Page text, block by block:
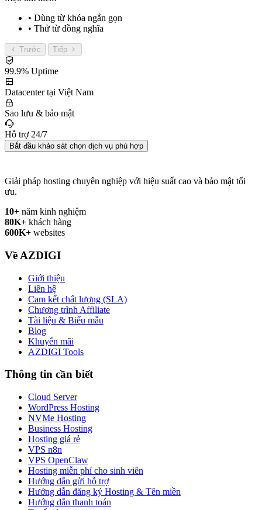
• Dùng từ khóa ngắn gọn
• Thử từ đồng nghĩa
Trước Tiếp
99.9% Uptime
Datacenter tại Việt Nam
Sao lưu & bảo mật
Hỗ trợ 24/7
Bắt đầu khảo sát chọn dịch vụ phù hợp
Giải pháp hosting chuyên nghiệp với hiệu suất cao và bảo mật tối
ưu.
10+ năm kinh nghiệm
80K+ khách hàng
600K+ websites
Về AZDIGI
Giới thiệu
Liên hệ
Cam kết chất lượng (SLA)
Chương trình Affiliate
Tài liệu & Biểu mẫu
Blog
Khuyến mãi
AZDIGI Tools
Thông tin cần biết
Cloud Server
WordPress Hosting
NVMe Hosting
Business Hosting
Hosting giá rẻ
VPS n8n
VPS OpenClaw
Hosting miễn phí cho sinh viên
Hướng dẫn gửi hỗ trợ
Hướng dẫn đăng ký Hosting & Tên miền
Hướng dẫn thanh toán